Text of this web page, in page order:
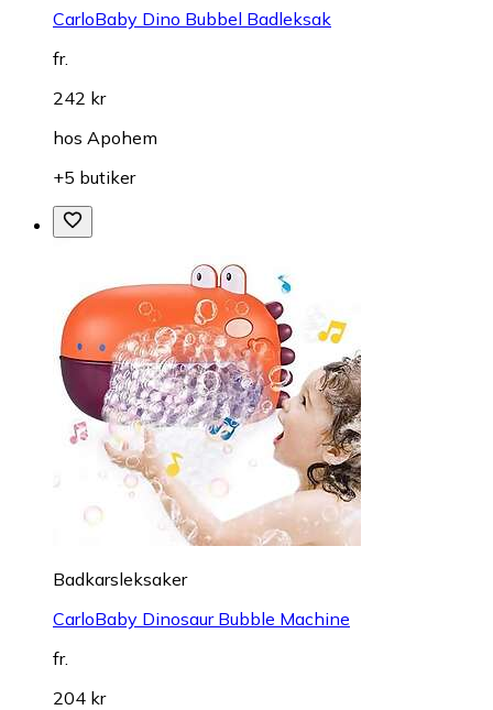
CarloBaby Dino Bubbel Badleksak
fr.
242 kr
hos Apohem
+5 butiker
Badkarsleksaker
CarloBaby Dinosaur Bubble Machine
fr.
204 kr